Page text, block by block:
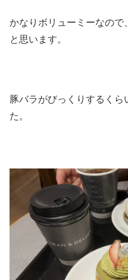
かなりボリューミーなので
と思います。
豚バラがびっくりするくら
た。